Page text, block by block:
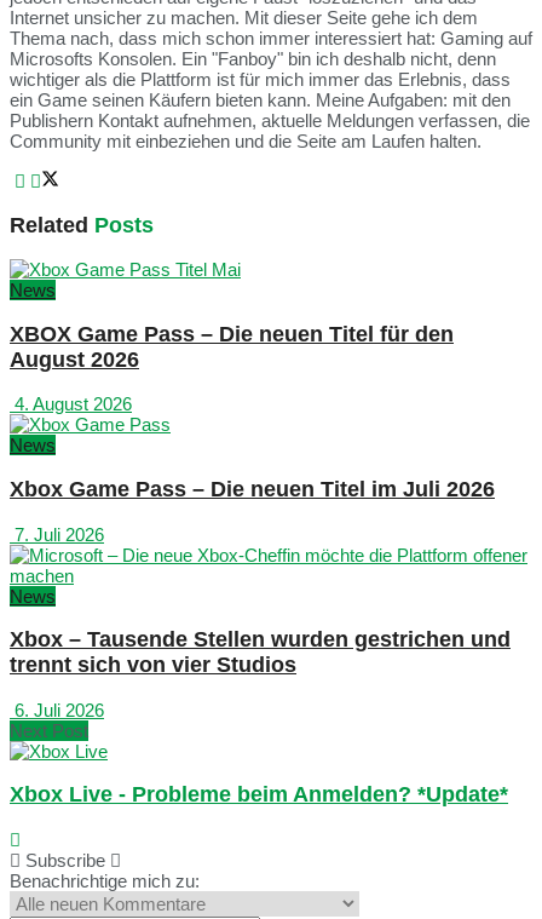
Internet unsicher zu machen. Mit dieser Seite gehe ich dem
Thema nach, dass mich schon immer interessiert hat: Gaming auf
Microsofts Konsolen. Ein "Fanboy" bin ich deshalb nicht, denn
wichtiger als die Plattform ist für mich immer das Erlebnis, dass
ein Game seinen Käufern bieten kann. Meine Aufgaben: mit den
Publishern Kontakt aufnehmen, aktuelle Meldungen verfassen, die
Community mit einbeziehen und die Seite am Laufen halten.
Related Posts
News
XBOX Game Pass – Die neuen Titel für den
August 2026
4. August 2026
News
Xbox Game Pass – Die neuen Titel im Juli 2026
7. Juli 2026
News
Xbox – Tausende Stellen wurden gestrichen und
trennt sich von vier Studios
6. Juli 2026
Next Post
Xbox Live - Probleme beim Anmelden? *Update*
Subscribe
Benachrichtige mich zu: